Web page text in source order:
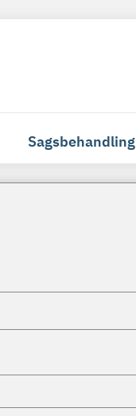
Sagsbehandling